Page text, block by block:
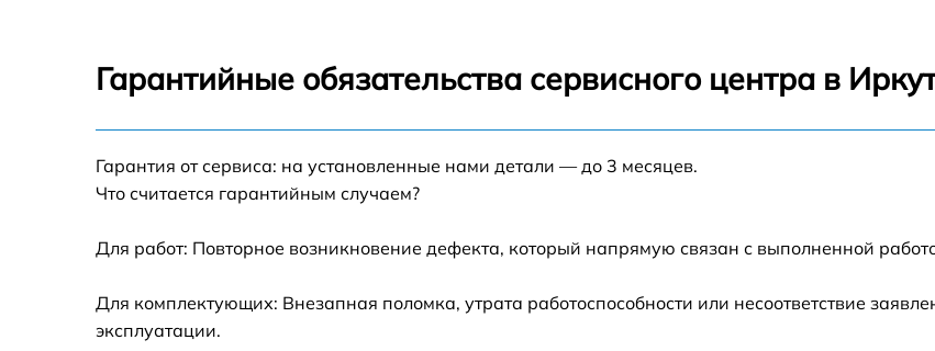
Замена звуковой платы HP 590-p0009ur
Гарантийные обязательства сервисного центра в
Гарантия от сервиса: на установленные нами детали — до 3 месяцев.
Что считается гарантийным случаем?
Для работ: Повторное возникновение дефекта, который напрямую связан с выполненной
Для комплектующих: Внезапная поломка, утрата работоспособности или несоответствие
эксплуатации.